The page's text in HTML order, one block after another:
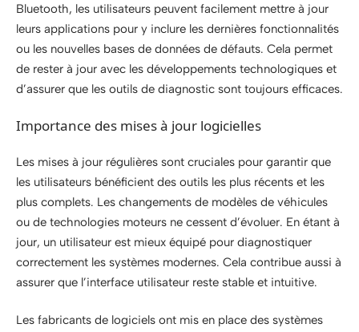
Bluetooth, les utilisateurs peuvent facilement mettre à jour
leurs applications pour y inclure les dernières fonctionnalités
ou les nouvelles bases de données de défauts. Cela permet
de rester à jour avec les développements technologiques et
d’assurer que les outils de diagnostic sont toujours efficaces.
Importance des mises à jour logicielles
Les mises à jour régulières sont cruciales pour garantir que
les utilisateurs bénéficient des outils les plus récents et les
plus complets. Les changements de modèles de véhicules
ou de technologies moteurs ne cessent d’évoluer. En étant à
jour, un utilisateur est mieux équipé pour diagnostiquer
correctement les systèmes modernes. Cela contribue aussi à
assurer que l’interface utilisateur reste stable et intuitive.
Les fabricants de logiciels ont mis en place des systèmes